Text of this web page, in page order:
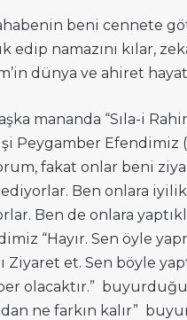
beni cennete
edip namazını kılar,
dünya ve ahiret
mananda “Sıla-i
Peygamber Efendimiz
fakat onlar beni
Ben onlara
Ben de onlara
“Hayır. Sen öyle
Ziyaret et. Sen böyle
olacaktır.”
ne farkın kalır”